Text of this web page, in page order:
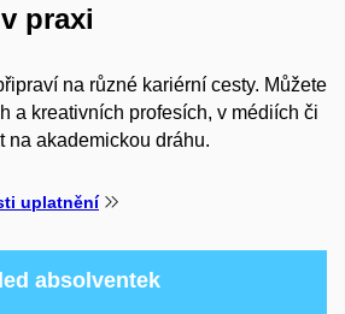
praxi
na různé kariérní cesty. Můžete
a kreativních profesích, v médiích či
na akademickou dráhu.
uplatnění
absolventek